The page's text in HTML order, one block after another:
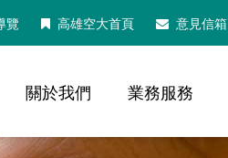
覽 高雄空大首頁 意見信箱
關於我們 業務服務